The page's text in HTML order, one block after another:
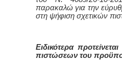
παρακαλώ για την
στη ψήφιση σχετικών
Ειδικότερα
πιστώσεων του